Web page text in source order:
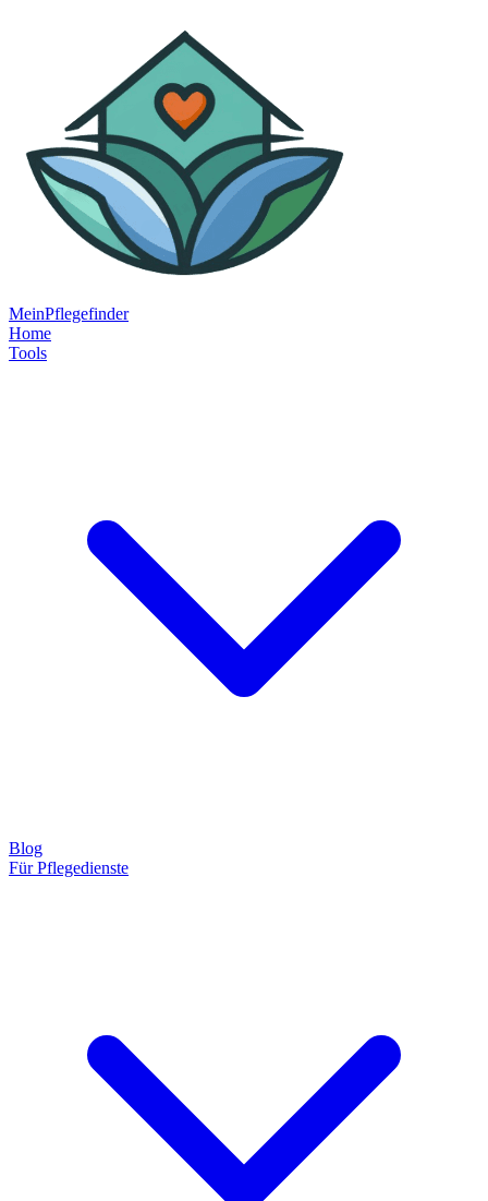
MeinPflegefinder
Home
Tools
Blog
Für Pflegedienste